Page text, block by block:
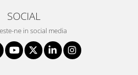
SOCIAL
ne in social media